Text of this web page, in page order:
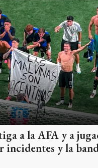
a la AFA y a
incidentes y la